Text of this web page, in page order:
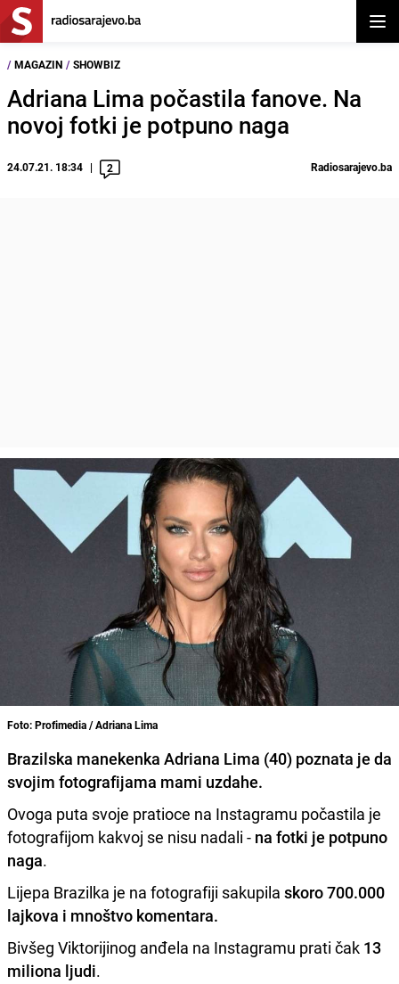
/ MAGAZIN / SHOWBIZ
Adriana Lima počastila fanove. Na
novoj fotki je potpuno naga
24.07.21. 18:34 2 Radiosarajevo.ba
Foto: Profimedia / Adriana Lima
Brazilska manekenka Adriana Lima (40) poznata je da
svojim fotografijama mami uzdahe.
Ovoga puta svoje pratioce na Instagramu počastila je
fotografijom kakvoj se nisu nadali - na fotki je potpuno
naga.
Lijepa Brazilka je na fotografiji sakupila skoro 700.000
lajkova i mnoštvo komentara.
Bivšeg Viktorijinog anđela na Instagramu prati čak 13
miliona ljudi.